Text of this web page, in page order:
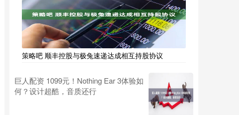
策略吧 顺丰控股与极兔速递达成相互持股协议
巨人配资 1099元！Nothing Ear 3体验如
何？设计超酷，音质还行